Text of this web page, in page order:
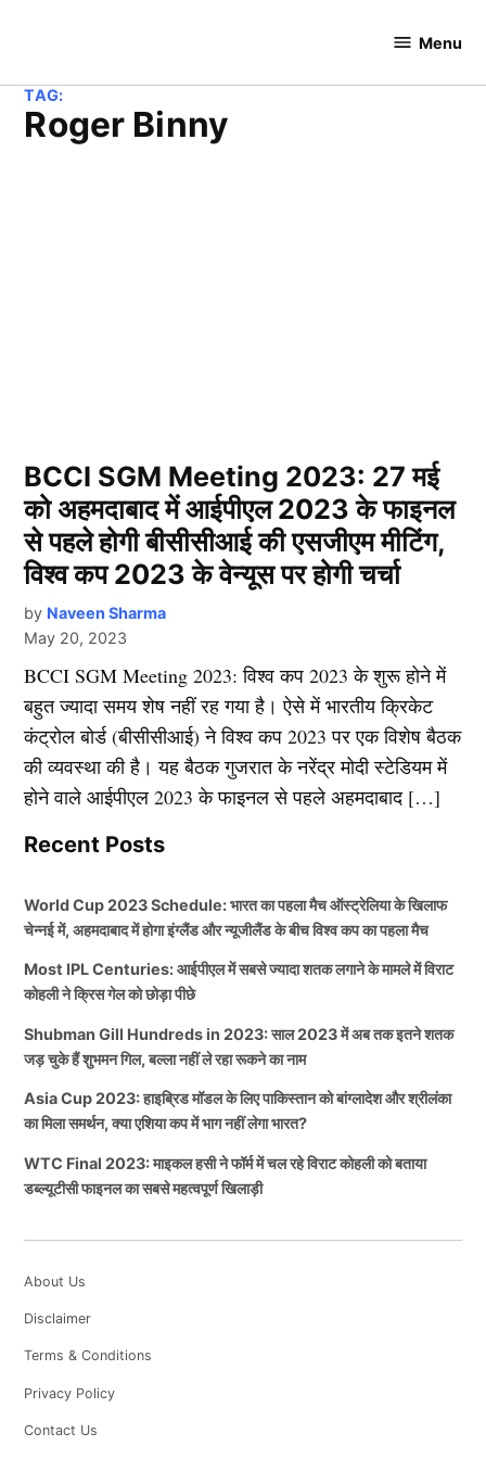
Hundred
Menu
TAG:
Roger Binny
BCCI SGM Meeting 2023: 27 मई
को अहमदाबाद में आईपीएल 2023 के फाइनल
से पहले होगी बीसीसीआई की एसजीएम मीटिंग,
विश्व कप 2023 के वेन्यूस पर होगी चर्चा
by Naveen Sharma
May 20, 2023
BCCI SGM Meeting 2023: विश्व कप 2023 के शुरू होने में
बहुत ज्यादा समय शेष नहीं रह गया है। ऐसे में भारतीय क्रिकेट
कंट्रोल बोर्ड (बीसीसीआई) ने विश्व कप 2023 पर एक विशेष बैठक
की व्यवस्था की है। यह बैठक गुजरात के नरेंद्र मोदी स्टेडियम में
होने वाले आईपीएल 2023 के फाइनल से पहले अहमदाबाद […]
Recent Posts
World Cup 2023 Schedule: भारत का पहला मैच ऑस्ट्रेलिया के खिलाफ
चेन्नई में, अहमदाबाद में होगा इंग्लैंड और न्यूजीलैंड के बीच विश्व कप का पहला मैच
Most IPL Centuries: आईपीएल में सबसे ज्यादा शतक लगाने के मामले में विराट
कोहली ने क्रिस गेल को छोड़ा पीछे
Shubman Gill Hundreds in 2023: साल 2023 में अब तक इतने शतक
जड़ चुके हैं शुभमन गिल, बल्ला नहीं ले रहा रूकने का नाम
Asia Cup 2023: हाइब्रिड मॉडल के लिए पाकिस्तान को बांग्लादेश और श्रीलंका
का मिला समर्थन, क्या एशिया कप में भाग नहीं लेगा भारत?
WTC Final 2023: माइकल हसी ने फॉर्म में चल रहे विराट कोहली को बताया
डब्ल्यूटीसी फाइनल का सबसे महत्वपूर्ण खिलाड़ी
About Us
Disclaimer
Terms & Conditions
Privacy Policy
Contact Us